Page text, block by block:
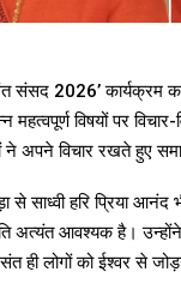
संसद 2026’
विषयों पर
ने अपने विचार रखते हुए
से साध्वी हरि प्रिया
अत्यंत आवश्यक है।
ही लोगों को ईश्वर से